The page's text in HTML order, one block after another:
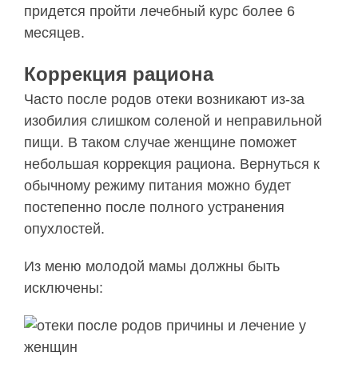
придется пройти лечебный курс более 6
месяцев.
Коррекция рациона
Часто после родов отеки возникают из-за
изобилия слишком соленой и неправильной
пищи. В таком случае женщине поможет
небольшая коррекция рациона. Вернуться к
обычному режиму питания можно будет
постепенно после полного устранения
опухлостей.
Из меню молодой мамы должны быть
исключены: